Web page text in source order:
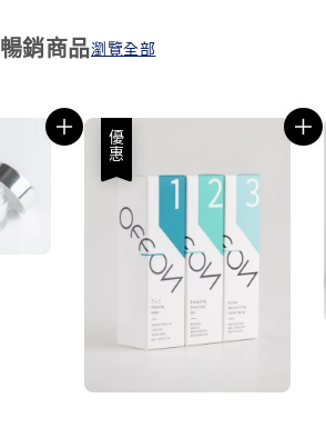
暢銷商品瀏覽全部
優惠